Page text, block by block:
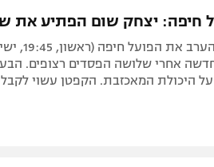
ישראל
ליגה ספרדית
ליגה איטלקית
חיפה: יצחק שום הפתיע את
אחרי שלושה הפסדים רצופים.
היכולת המאכזבת. הקפטן עשוי